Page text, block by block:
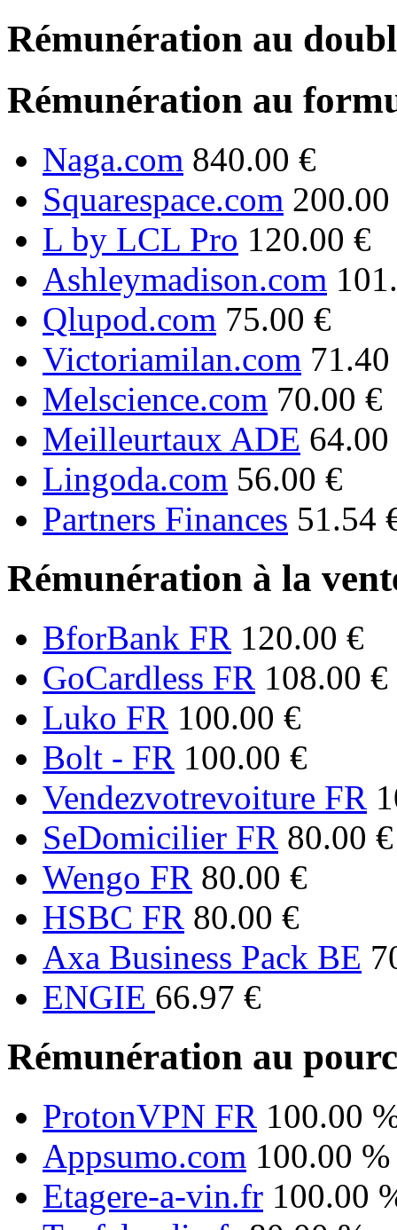
Rémunération au
Rémunération au
Naga.com 840.00 €
Squarespace.com
L by LCL Pro 120.00 €
Ashleymadison.com
Qlupod.com 75.00 €
Victoriamilan.com
Melscience.com 70.00 €
Meilleurtaux ADE 64.00
Lingoda.com 56.00 €
Partners Finances 51.54
Rémunération à la
BforBank FR 120.00 €
GoCardless FR 108.00 €
Luko FR 100.00 €
Bolt - FR 100.00 €
Vendezvotrevoiture FR
SeDomicilier FR 80.00 €
Wengo FR 80.00 €
HSBC FR 80.00 €
Axa Business Pack BE
ENGIE 66.97 €
Rémunération au
ProtonVPN FR 100.00
Appsumo.com 100.00 %
Etagere-a-vin.fr 100.00